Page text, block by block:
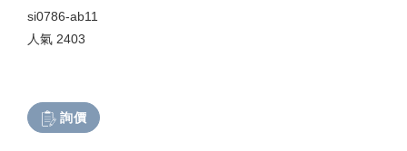
si0786-ab11
人氣 2403
詢價